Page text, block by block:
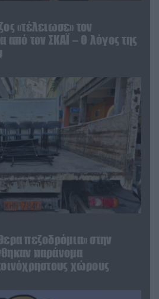
«τέλειωσε» τον
από τον ΣΚΑΪ – Ο λόγος της
πεζοδρόμια» στην
παράνομα
χώρους